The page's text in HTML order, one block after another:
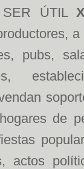
SER ÚTIL
pubs,
de
actos